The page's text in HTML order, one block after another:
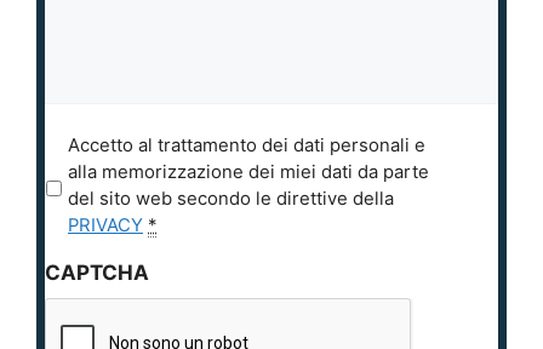
i
c
y
*
Accetto al trattamento dei dati personali e
alla memorizzazione dei miei dati da parte
del sito web secondo le direttive della
PRIVACY *
CAPTCHA